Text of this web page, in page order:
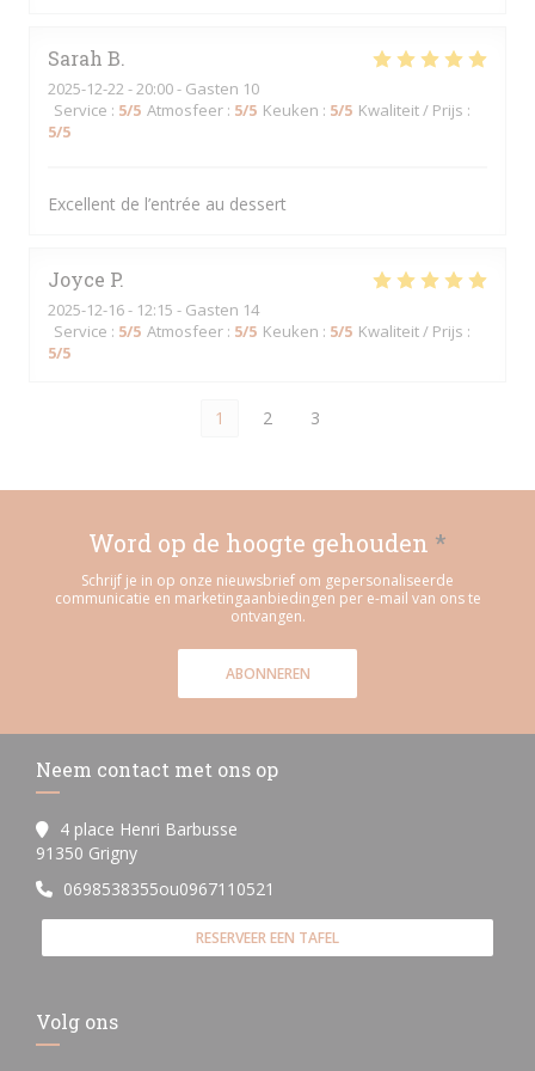
Sarah B
2025-12-22 - 20:00 - Gasten 10
Service : 5/5 Atmosfeer : 5/5 Keuken : 5/5 Kwaliteit / Prijs :
5/5
Excellent de l’entrée au dessert
Joyce P
2025-12-16- 12:15 - Gasten 14
Service : 5/5 Atmosfeer : 5/5 Keuken : 5/5 Kwaliteit / Prijs :
5/5
1 2 3
Word op de hoogte gehouden *
Schrijf je in op onze nieuwsbrief om gepersonaliseerde
communicatie en marketingaanbiedingen per e-mail van ons te
ontvangen.
ABONNEREN
Neem contact met ons op
4 place Henri Barbusse
91350 Grigny((opent in een nieuw venster))
0698538355ou0967110521
RESERVEER EEN TAFEL
Volg ons